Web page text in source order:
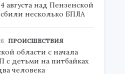
августа над Пензенской
несколько БПЛА
ПРОИСШЕСТВИЯ
области с начала
с детьми на питбайках
человека